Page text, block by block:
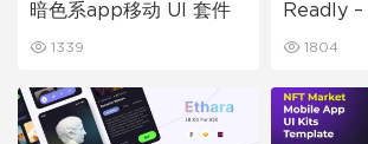
暗色系app移动 UI 套件
1339
Readly –
1804